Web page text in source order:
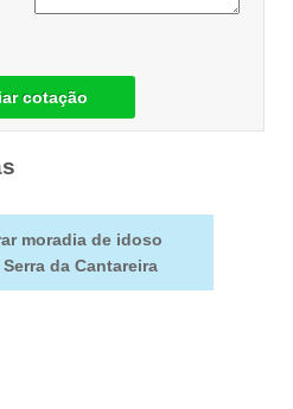
cotação
moradia de idoso
da Cantareira